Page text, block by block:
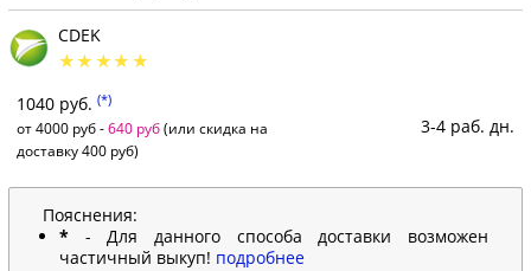
CDEK
1040 руб. (*)
от 4000 руб -640 руб(или скидка на
доставку 400 руб)
3-4 раб. дн.
Пояснения:
* - Для данного способа доставки возможен
частичный выкуп! подробнее